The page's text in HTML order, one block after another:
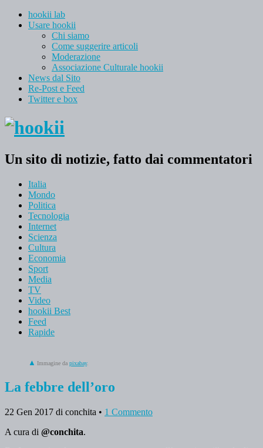
hookii lab
Usare hookii
Chi siamo
Come suggerire articoli
Moderazione
Associazione Culturale hookii
News dal Sito
Re-Post e Feed
Twitter e box
Un sito di notizie, fatto dai commentatori
Italia
Mondo
Politica
Tecnologia
Internet
Scienza
Cultura
Economia
Sport
Media
TV
Video
hookii Best
Feed
Rapide
Immagine da pixabay.
La febbre dell’oro
22 Gen 2017 di conchita • 1 Commento
A cura di @conchita.